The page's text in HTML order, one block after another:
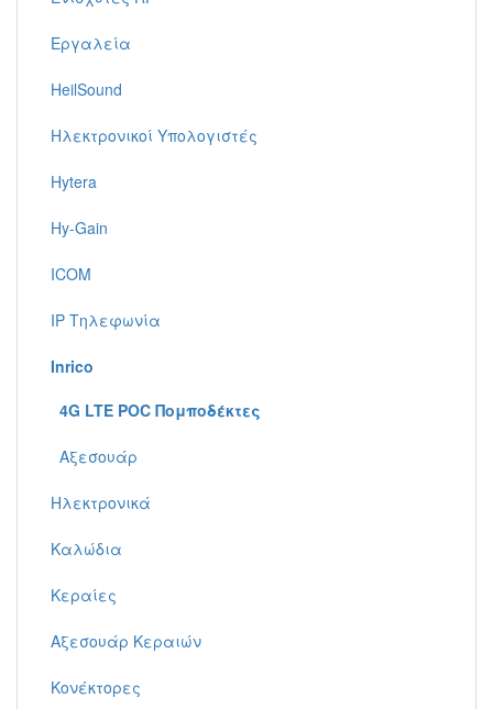
Εργαλεία
HeilSound
Ηλεκτρονικοί Υπολογιστές
Hytera
Hy-Gain
ICOM
IP Τηλεφωνία
Inrico
4G LTE POC Πομποδέκτες
Αξεσουάρ
Ηλεκτρονικά
Καλώδια
Κεραίες
Αξεσουάρ Κεραιών
Κονέκτορες